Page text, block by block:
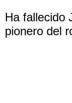
Ha fallecido
pionero del